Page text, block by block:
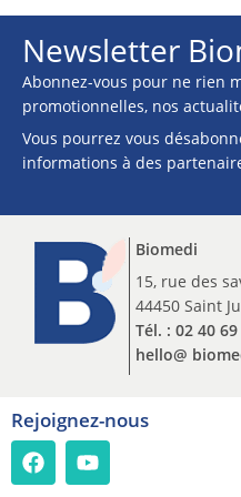
Newsletter
Abonnez-vous pour ne rien
promotionnelles, nos
Vous pourrez vous
informations à des
Biomedi
15, rue des
44450 Saint
Tél. : 02 40
hello@
Rejoignez-nous